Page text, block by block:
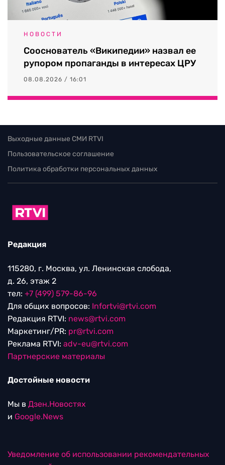
НОВОСТИ
Сооснователь «Википедии» назвал ее
рупором пропаганды в интересах ЦРУ
08.08.2026 / 16:01
Выходные данные СМИ RTVI
Пользовательское соглашение
Политика обработки персональных данных
Редакция
115280, г. Москва, ул. Ленинская слобода,
д. 26, этаж 2
тел: +7 (499) 579-86-96
Для общих вопросов: Infortvi@rtvi.com
Редакция RTVI: news@rtvi.com
Маркетинг/PR: pr@rtvi.com
Реклама RTVI: adv-eu@rtvi.com
Партнерские материалы
Достойные новости
Мы в Дзен.Новостях
и Google.News
Уведомление об использовании рекомендательных